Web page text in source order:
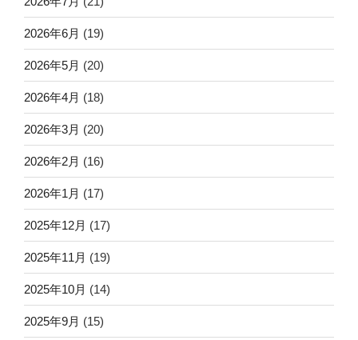
2026年6月 (19)
2026年5月 (20)
2026年4月 (18)
2026年3月 (20)
2026年2月 (16)
2026年1月 (17)
2025年12月 (17)
2025年11月 (19)
2025年10月 (14)
2025年9月 (15)